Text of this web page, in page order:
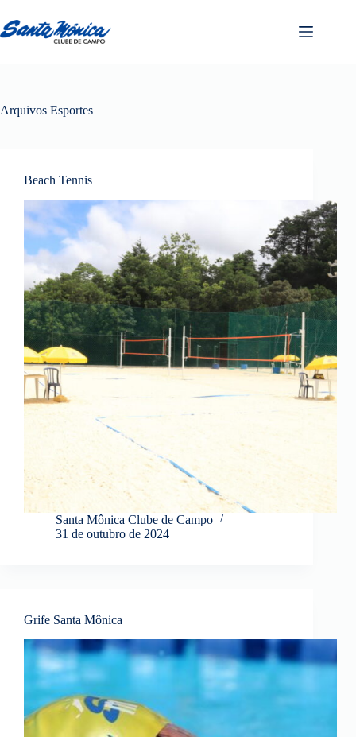
Arquivos Esportes
Beach Tennis
Santa Mônica Clube de Campo
31 de outubro de 2024
Grife Santa Mônica